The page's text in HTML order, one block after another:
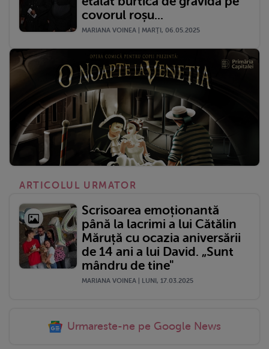
covorul roșu...
MARIANA VOINEA | MARŢI, 06.05.2025
ARTICOLUL URMATOR
Scrisoarea emoționantă
până la lacrimi a lui Cătălin
Măruță cu ocazia aniversării
de 14 ani a lui David. „Sunt
mândru de tine"
MARIANA VOINEA | LUNI, 17.03.2025
Urmareste-ne pe Google News